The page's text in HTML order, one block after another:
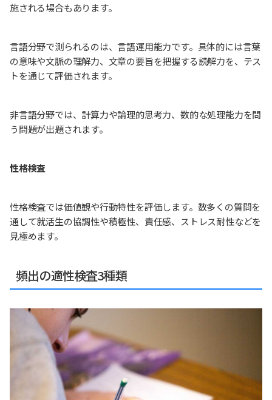
施される場合もあります。
言語分野で測られるのは、言語運用能力です。具体的には言葉
の意味や文脈の理解力、文章の要旨を把握する読解力を、テス
トを通じて評価されます。
非言語分野では、計算力や論理的思考力、数的な処理能力を問
う問題が出題されます。
性格検査
性格検査では価値観や行動特性を評価します。数多くの質問を
通して就活生の協調性や積極性、責任感、ストレス耐性などを
見極めます。
頻出の適性検査3種類